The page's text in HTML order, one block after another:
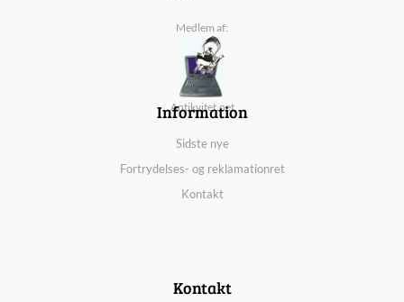
Medlem af:
Antikvitet.net
Information
Sidste nye
Fortrydelses- og reklamationret
Kontakt
Kontakt